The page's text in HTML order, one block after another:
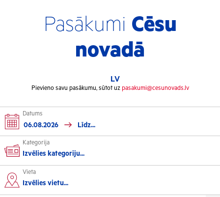
Pasākumi Cēsu
novadā
LV
Pievieno savu pasākumu, sūtot uz pasakumi@cesunovads.lv
Datums
Kategorija
Izvēlies kategoriju...
Kultūra
Vieta
Izvēlies vietu...